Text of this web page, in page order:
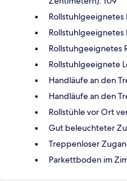
Rollstuhlgeeignetes
Rollstuhlgeeignetes
Rollstuhgeeignetes
Rollstuhlgeeignete
Handläufe an den
Handläufe an den
Rollstühle vor Ort
Gut beleuchteter
Treppenloser
Parkettboden im